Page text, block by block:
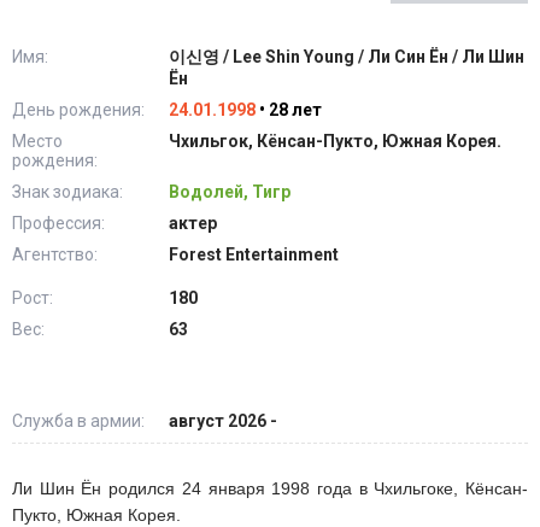
Имя:
이신영 / Lee Shin Young / Ли Син Ён / Ли Шин
Ён
День рождения:
24.01.1998 • 28 лет
Место
рождения:
Чхильгок, Кёнсан-Пукто, Южная Корея.
Знак зодиака:
Водолей, Тигр
Профессия:
актер
Агентство:
Forest Entertainment
Рост:
180
Вес:
63
Служба в армии: август 2026 -
Ли Шин Ён родился 24 января 1998 года в Чхильгоке, Кёнсан-
Пукто, Южная Корея.